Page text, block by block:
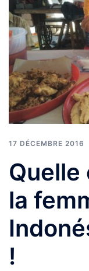
17 DÉCEMBRE 2016
Quelle
la
!